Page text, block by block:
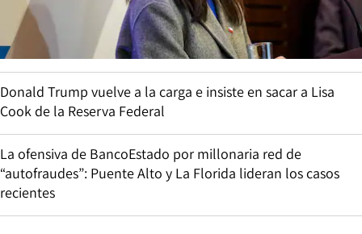
Donald Trump vuelve a la carga e insiste en sacar a Lisa
Cook de la Reserva Federal
La ofensiva de BancoEstado por millonaria red de
“autofraudes”: Puente Alto y La Florida lideran los casos
recientes